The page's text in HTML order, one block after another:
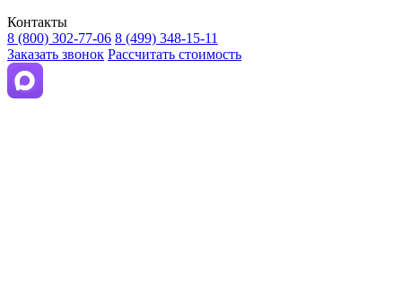
Контакты
8 (800) 302-77-06 8 (499) 348-15-11
Заказать звонок Рассчитать стоимость